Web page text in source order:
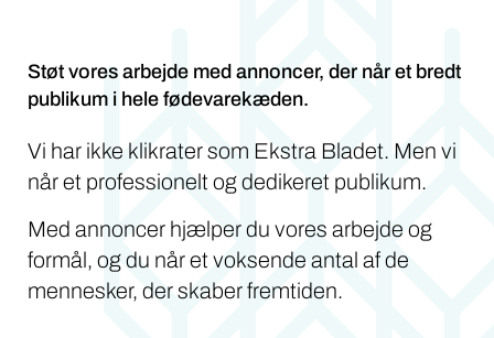
Støt vores arbejde med annoncer, der når et bredt
publikum i hele fødevarekæden.
Vi har ikke klikrater som Ekstra Bladet. Men vi
når et professionelt og dedikeret publikum.
Med annoncer hjælper du vores arbejde og
formål, og du når et voksende antal af de
mennesker, der skaber fremtiden.